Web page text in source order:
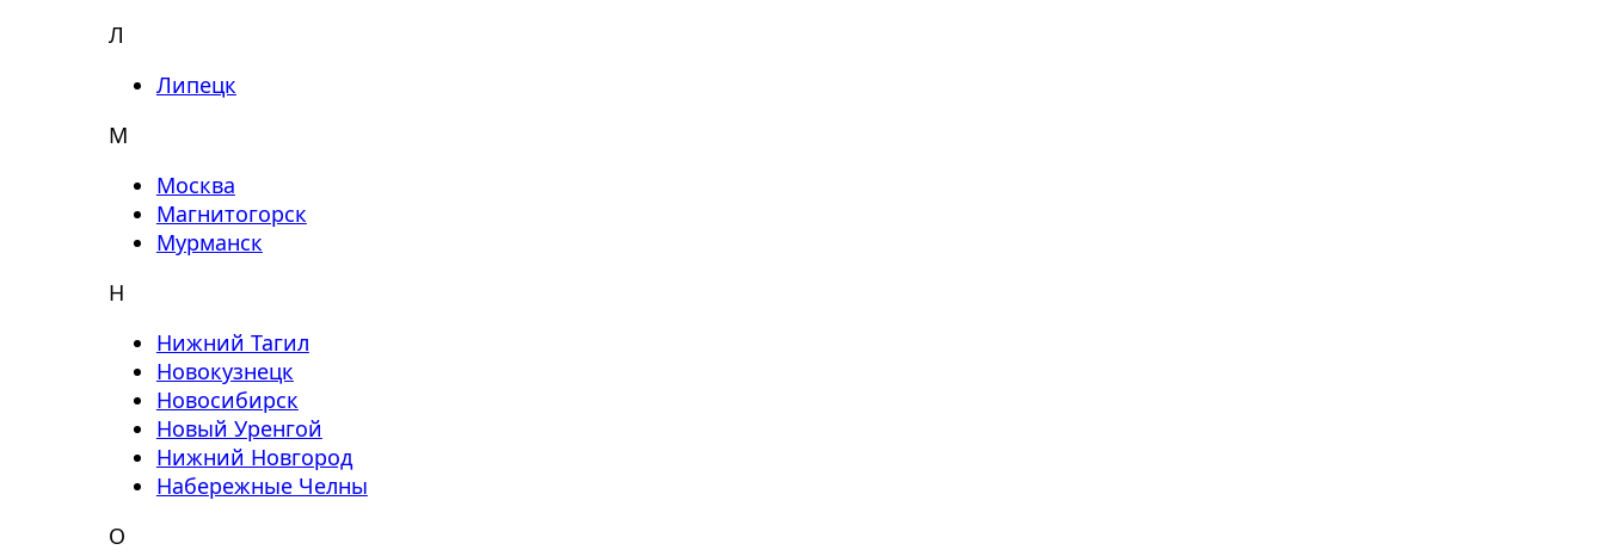
Л
Липецк
М
Москва
Магнитогорск
Мурманск
Н
Нижний Тагил
Новокузнецк
Новосибирск
Новый Уренгой
Нижний Новгород
Набережные Челны
О